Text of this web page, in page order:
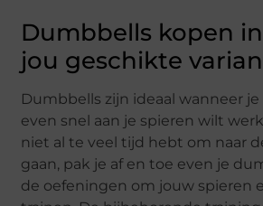
Dumbbells kopen
jou geschikte
Dumbbells zijn ideaal wanneer
even snel aan je spieren wilt
niet al te veel tijd hebt om naar
gaan, pak je af en toe even je
de oefeningen om jouw spieren